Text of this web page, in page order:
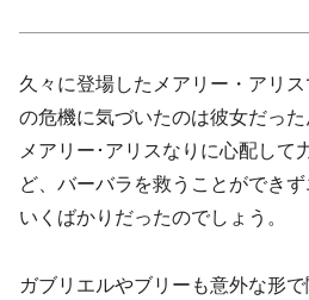
久々に登場したメアリー・アリ
の危機に気づいたのは彼女だった
メアリー･アリスなりに心配して
ど、バーバラを救うことができ
いくばかりだったのでしょう。
ガブリエルやブリーも意外な形